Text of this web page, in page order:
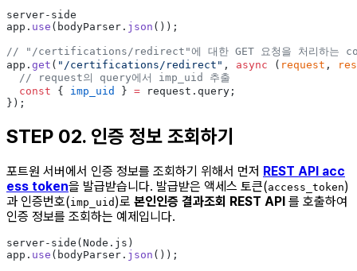
server-side
app. use (bodyParser. json ());
// "/certifications/redirect"에 대한 GET 요청을 처리하는
app. get ( "/certifications/redirect" , async ( request ,
  // request의 query에서 imp_uid 추출
  const
{ imp_uid } = request.query;
});
STEP 02. 인증 정보 조회하기
포트원 서버에서 인증 정보를 조회하기 위해서 먼저 REST API acc
ess token을 발급받습니다. 발급받은 액세스 토큰(access_token)
과 인증번호(imp_uid )로 본인인증 결과조회 REST API 를 호출하여
인증 정보를 조회하는 예제입니다.
server-side(Node.js)
app. use (bodyParser. json ());